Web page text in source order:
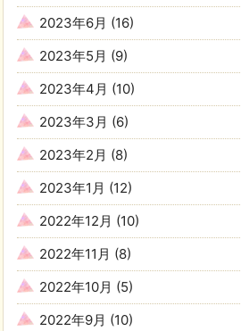
2023年6月 (16)
2023年5月 (9)
2023年4月 (10)
2023年3月 (6)
2023年2月 (8)
2023年1月 (12)
2022年12月 (10)
2022年11月 (8)
2022年10月 (5)
2022年9月 (10)